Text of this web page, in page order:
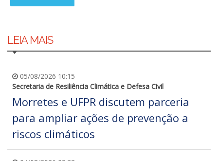
LEIA MAIS
05/08/2026 10:15
Secretaria de Resiliência Climática e Defesa Civil
Morretes e UFPR discutem parceria
para ampliar ações de prevenção a
riscos climáticos